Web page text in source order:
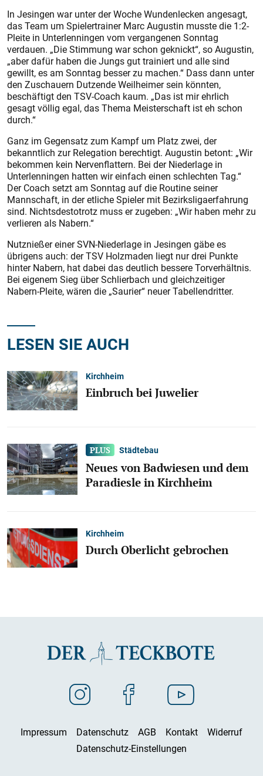
In Jesingen war unter der Woche Wundenlecken angesagt,
das Team um Spielertrainer Marc Augustin musste die 1:2-
Pleite in Unterlenningen vom vergangenen Sonntag
verdauen. „Die Stimmung war schon geknickt“, so Augustin,
„aber dafür haben die Jungs gut trainiert und alle sind
gewillt, es am Sonntag besser zu machen.“ Dass dann unter
den Zuschauern Dutzende Weilheimer sein könnten,
beschäftigt den TSV-Coach kaum. „Das ist mir ehrlich
gesagt völlig egal, das Thema Meisterschaft ist eh schon
durch.“
Ganz im Gegensatz zum Kampf um Platz zwei, der
bekanntlich zur Relegation berechtigt. Augustin betont: „Wir
bekommen kein Nervenflattern. Bei der Niederlage in
Unterlenningen hatten wir einfach einen schlechten Tag.“
Der Coach setzt am Sonntag auf die Routine seiner
Mannschaft, in der etliche Spieler mit Bezirksligaerfahrung
sind. Nichts­destotrotz muss er zugeben: „Wir haben mehr zu
verlieren als Nabern.“
Nutznießer einer SVN-Niederlage in Jesingen gäbe es
übrigens auch: der TSV Holzmaden liegt nur drei Punkte
hinter Nabern, hat dabei das deutlich bessere Torverhältnis.
Bei eigenem Sieg über Schlierbach und gleichzeitiger
Nabern-Pleite, wären die „Saurier“ neuer Tabellendritter.
LESEN SIE AUCH
Kirchheim
Einbruch bei Juwelier
Städtebau
Neues von Badwiesen und dem
Paradiesle in Kirchheim
Kirchheim
Durch Oberlicht gebrochen
Impressum Datenschutz AGB Kontakt
Widerruf
Datenschutz-Einstellungen